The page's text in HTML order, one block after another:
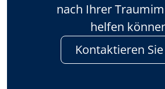
nach Ihrer
helfen
Kontaktieren